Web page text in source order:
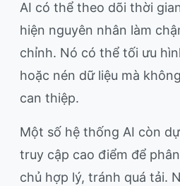
AI có thể theo dõi thời
hiện nguyên nhân làm
chỉnh. Nó có thể tối ưu
hoặc nén dữ liệu mà
can thiệp.
Một số hệ thống AI còn
truy cập cao điểm để
chủ hợp lý, tránh quá tải.